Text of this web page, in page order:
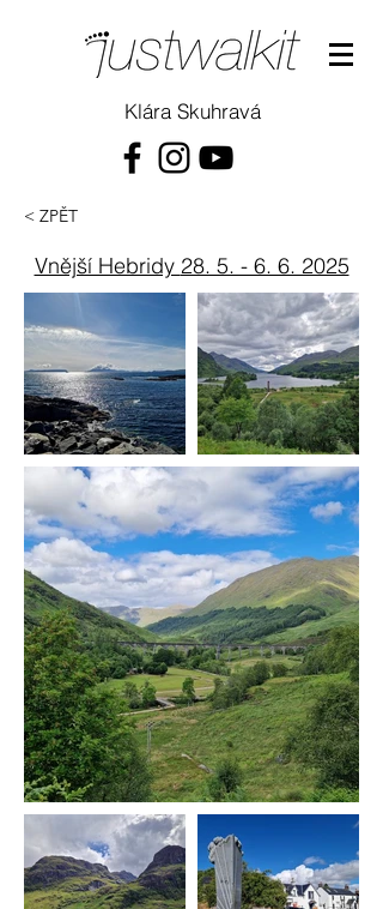
Klára Skuhravá
< ZPĚT
Vnější Hebridy 28. 5. - 6. 6. 2025